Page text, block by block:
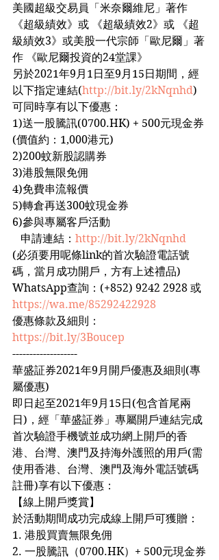
美國超級交易員「米奈爾維尼」著作
《超級績效》或 《超級績效2》或 《超
級績效3》或美股一代宗師「歐尼爾」著
作 《歐尼爾投資的24堂課》
另於2021年9月1日至9月15日期間，經
以下指定連結(http://bit.ly/2kNqnhd)
可同時享有以下優惠：
1)送一股騰訊(0700.HK) + 500元現金券
(價值約：1,000港元)
2)200蚊新股認購券
3)港股無限免佣
4)免費串流報價
5)轉倉再送300蚊現金券
6)參與專屬客戶活動
   申請連結：
http://bit.ly/2kNqnhd
(必須要用呢條link的首次驗證電話號
碼，當月成功開戶，方有上述禮品)
WhatsApp查詢：(+852) 9242 2928 或
https://wa.me/85292422928
優惠條款及細則：
https://bit.ly/3Boucep
-------------------
華盛証券2021年9月開戶優惠及細則(專
屬優惠)
即日起至2021年9月15日(包含首尾兩
日)，經「華盛証券」專屬開戶連結完成
首次驗證手機號並成功網上開戶的香
港、台灣、澳門及持海外護照的用戶(需
使用香港、台灣、澳門及海外電話號碼
註冊)享有以下優惠：
【線上開戶獎賞】
於活動期間成功完成線上開戶可獲贈：
1. 港股買賣無限免佣
2. 一股騰訊（0700.HK）+ 500元現金券